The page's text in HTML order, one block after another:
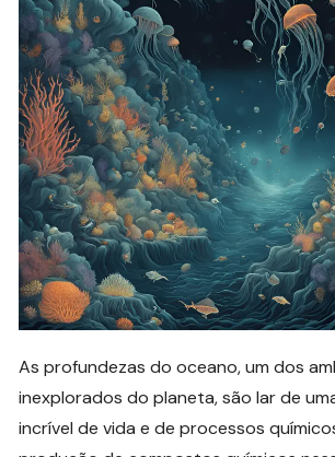
As profundezas do oceano, um dos
inexplorados do planeta, são lar de
incrível de vida e de processos